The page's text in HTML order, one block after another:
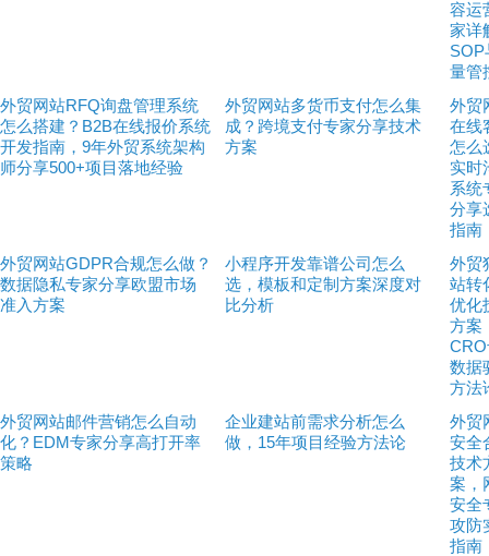
容运
家详
SOP
量管
外贸网站RFQ询盘管理系统
怎么搭建？B2B在线报价系统
开发指南，9年外贸系统架构
师分享500+项目落地经验
外贸网站多货币支付怎么集
成？跨境支付专家分享技术
方案
外贸
在线
怎么
实时
系统
分享
指南
外贸网站GDPR合规怎么做？
数据隐私专家分享欧盟市场
准入方案
小程序开发靠谱公司怎么
选，模板和定制方案深度对
比分析
外贸
站转
优化
方案
数据
方法
外贸网站邮件营销怎么自动
化？EDM专家分享高打开率
策略
企业建站前需求分析怎么
做，15年项目经验方法论
外贸
安全
技术
案，
安全
攻防
指南